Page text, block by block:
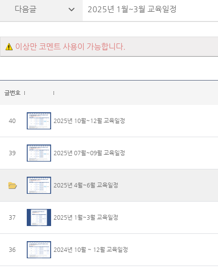
2025년 1월~3월 교육일정
이상만 코멘트 사용이 가능합니다.
글번호
40 2025년 10월~12월 교육일정
39 2025년 07월~09월 교육일정
2025년 4월~6월 교육일정
37 2025년 1월~3월 교육일정
36 2024년 10월 ~ 12월 교육일정